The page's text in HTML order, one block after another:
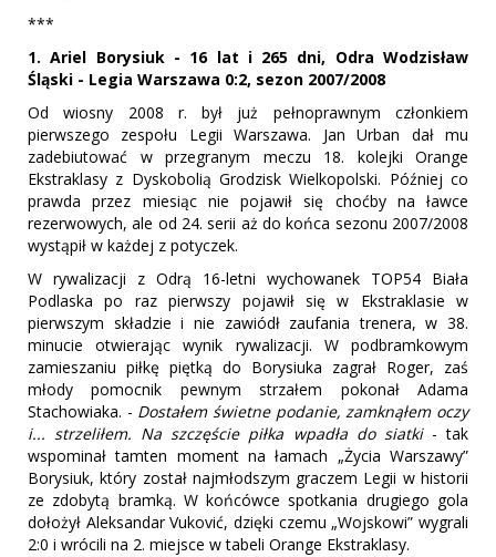
***
1. Ariel Borysiuk - 16 lat i 265 dni, Odra Wodzisław
Śląski - Legia Warszawa 0:2, sezon 2007/2008
Od wiosny 2008 r. był już pełnoprawnym członkiem
pierwszego zespołu Legii Warszawa. Jan Urban dał mu
zadebiutować w przegranym meczu 18. kolejki Orange
Ekstraklasy z Dyskobolią Grodzisk Wielkopolski. Później co
prawda przez miesiąc nie pojawił się choćby na ławce
rezerwowych, ale od 24. serii aż do końca sezonu 2007/2008
wystąpił w każdej z potyczek.
W rywalizacji z Odrą 16-letni wychowanek TOP54 Biała
Podlaska po raz pierwszy pojawił się w Ekstraklasie w
pierwszym składzie i nie zawiódł zaufania trenera, w 38.
minucie otwierając wynik rywalizacji. W podbramkowym
zamieszaniu piłkę piętką do Borysiuka zagrał Roger, zaś
młody pomocnik pewnym strzałem pokonał Adama
Stachowiaka. - Dostałem świetne podanie, zamknąłem oczy
i... strzeliłem. Na szczęście piłka wpadła do siatki- tak
wspominał tamten moment na łamach „Życia Warszawy”
Borysiuk, który został najmłodszym graczem Legii w historii
ze zdobytą bramką. W końcówce spotkania drugiego gola
dołożył Aleksandar Vuković, dzięki czemu „Wojskowi” wygrali
2:0 i wrócili na 2. miejsce w tabeli Orange Ekstraklasy.